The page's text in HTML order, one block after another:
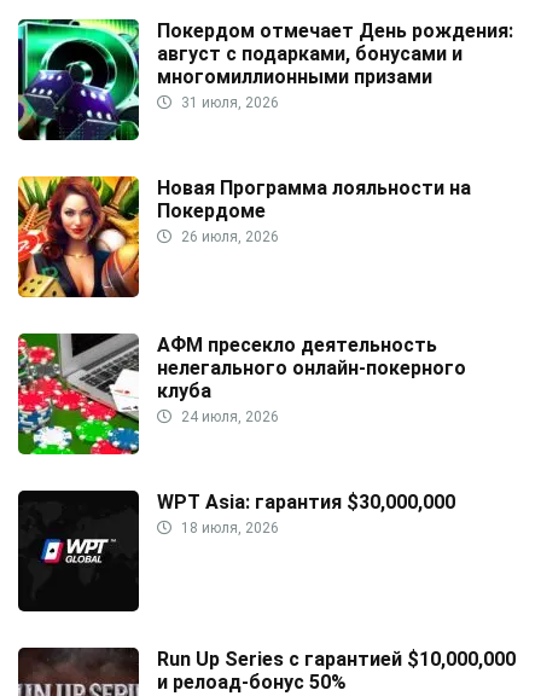
Покердом отмечает День рождения:
август с подарками, бонусами и
многомиллионными призами
31 июля, 2026
Новая Программа лояльности на
Покердоме
26 июля, 2026
АФМ пресекло деятельность
нелегального онлайн-покерного
клуба
24 июля, 2026
WPT Asia: гарантия $30,000,000
18 июля, 2026
Run Up Series с гарантией $10,000,000
и релоад-бонус 50%